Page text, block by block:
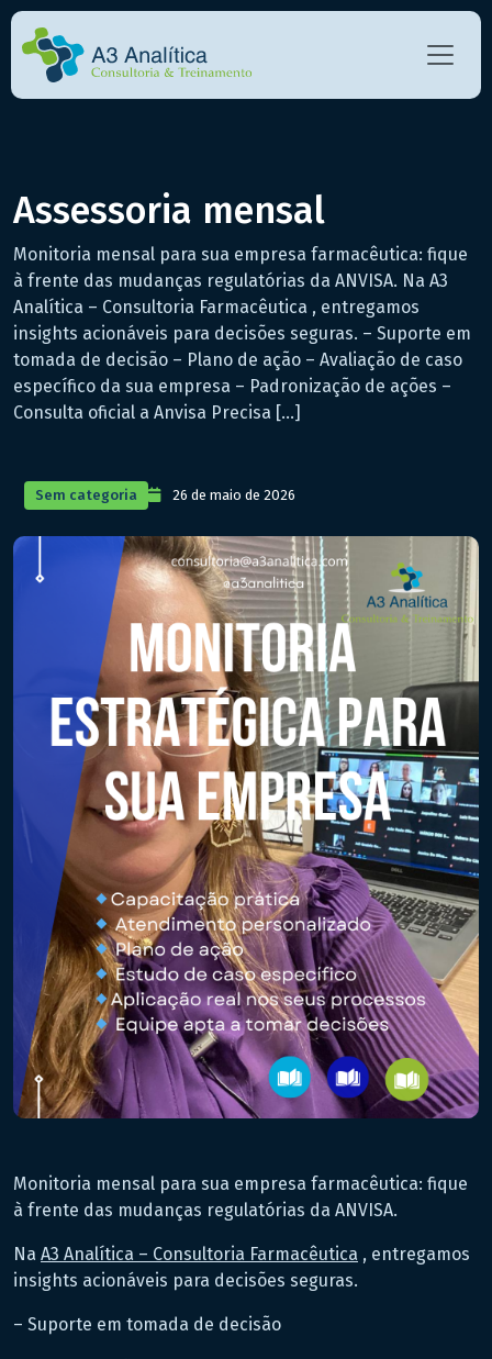
Assessoria mensal
Monitoria mensal para sua empresa farmacêutica: fique
à frente das mudanças regulatórias da ANVISA. Na A3
Analítica – Consultoria Farmacêutica , entregamos
insights acionáveis para decisões seguras. – Suporte em
tomada de decisão – Plano de ação – Avaliação de caso
específico da sua empresa – Padronização de ações –
Consulta oficial a Anvisa Precisa […]
Sem categoria 26 de maio de 2026
Monitoria mensal para sua empresa farmacêutica: fique
à frente das mudanças regulatórias da ANVISA.
Na A3 Analítica – Consultoria Farmacêutica , entregamos
insights acionáveis para decisões seguras.
– Suporte em tomada de decisão